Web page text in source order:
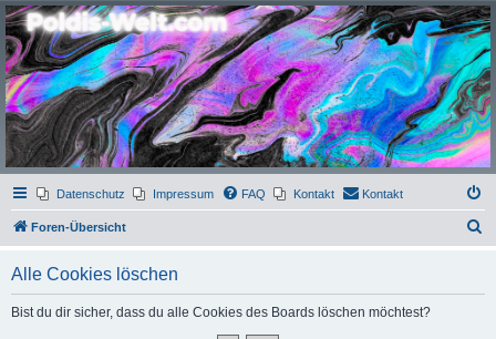
Poldis-Welt.com
Das Forum für Jeans, Sportswear, grosse Grössen und Accessoires
Datenschutz Impressum FAQ Kontakt Kontakt
Foren-Übersicht
Alle Cookies löschen
Bist du dir sicher, dass du alle Cookies des Boards löschen möchtest?